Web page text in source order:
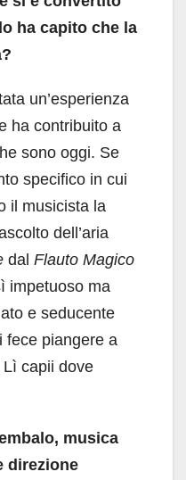
ha capito che la
un’esperienza
ha contribuito a
sono oggi. Se
specifico in cui
il musicista la
dell’aria
dal Flauto Magico
impetuoso ma
e seducente
fece piangere a
capii dove
musica
direzione